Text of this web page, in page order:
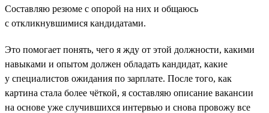
Составляю резюме с опорой на них и общаюсь
с откликнувшимися кандидатами.
Это помогает понять, чего я жду от этой должности, какими
навыками и опытом должен обладать кандидат, какие
у специалистов ожидания по зарплате. После того, как
картина стала более чёткой, я составляю описание вакансии
на основе уже случившихся интервью и снова провожу все